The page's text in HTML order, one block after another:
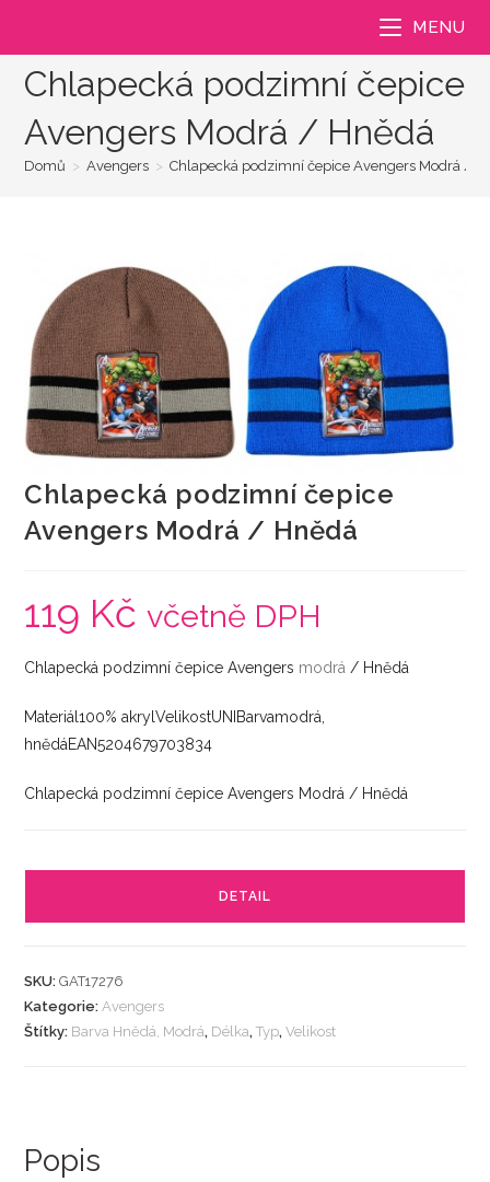
MENU
Chlapecká podzimní čepice
Avengers Modrá / Hnědá
Domů > Avengers > Chlapecká podzimní čepice Avengers Modrá /
Chlapecká podzimní čepice
Avengers Modrá / Hnědá
119 Kč včetně DPH
Chlapecká podzimní čepice Avengers modrá / Hnědá
Materiál100% akrylVelikostUNIBarvamodrá,
hnědáEAN5204679703834
Chlapecká podzimní čepice Avengers Modrá / Hnědá
DETAIL
SKU:GAT17276
Kategorie:Avengers
Štítky: Barva Hnědá, Modrá, Délka,Typ,Velikost
Popis